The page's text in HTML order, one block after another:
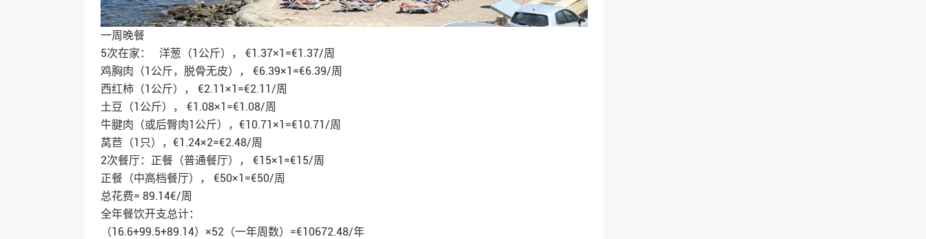
一周晚餐
5次在家： 洋葱（1公斤）， €1.37×1=€1.37/周
鸡胸肉（1公斤，脱骨无皮）， €6.39×1=€6.39/周
西红柿（1公斤）， €2.11×1=€2.11/周
土豆（1公斤）， €1.08×1=€1.08/周
牛腱肉（或后臀肉1公斤），€10.71×1=€10.71/周
莴苣（1只），€1.24×2=€2.48/周
2次餐厅：正餐（普通餐厅）， €15×1=€15/周
正餐（中高档餐厅）， €50×1=€50/周
总花费= 89.14€/周
全年餐饮开支总计：
（16.6+99.5+89.14）×52（一年周数）=€10672.48/年